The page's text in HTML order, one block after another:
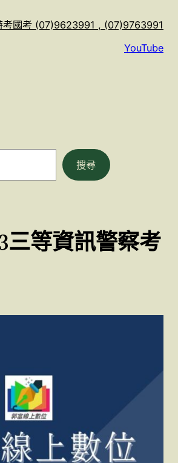
考國考 (07)9623991 , (07)9763991
YouTube
搜尋
三等資訊警察考